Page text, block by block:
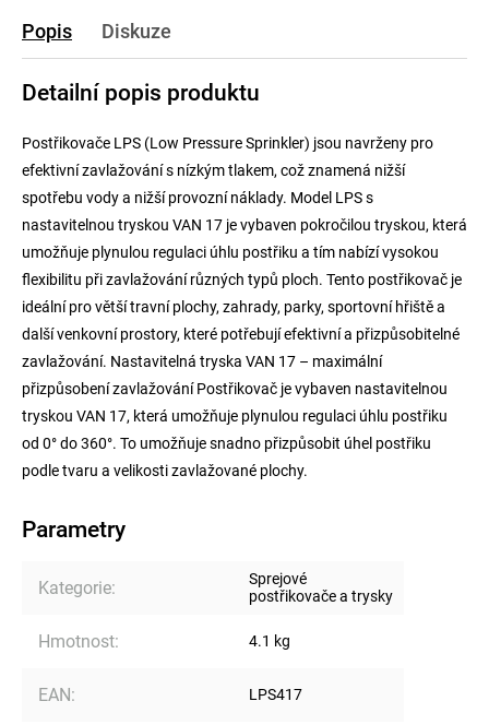
Popis Diskuze
Detailní popis produktu
Postřikovače LPS (Low Pressure Sprinkler) jsou navrženy pro
efektivní zavlažování s nízkým tlakem, což znamená nižší
spotřebu vody a nižší provozní náklady. Model LPS s
nastavitelnou tryskou VAN 17 je vybaven pokročilou tryskou, která
umožňuje plynulou regulaci úhlu postřiku a tím nabízí vysokou
flexibilitu při zavlažování různých typů ploch. Tento postřikovač je
ideální pro větší travní plochy, zahrady, parky, sportovní hřiště a
další venkovní prostory, které potřebují efektivní a přizpůsobitelné
zavlažování. Nastavitelná tryska VAN 17 – maximální
přizpůsobení zavlažování Postřikovač je vybaven nastavitelnou
tryskou VAN 17, která umožňuje plynulou regulaci úhlu postřiku
od 0° do 360°. To umožňuje snadno přizpůsobit úhel postřiku
podle tvaru a velikosti zavlažované plochy.
Parametry
Kategorie:
Sprejové
postřikovače a trysky
Hmotnost: 4.1 kg
EAN: LPS417